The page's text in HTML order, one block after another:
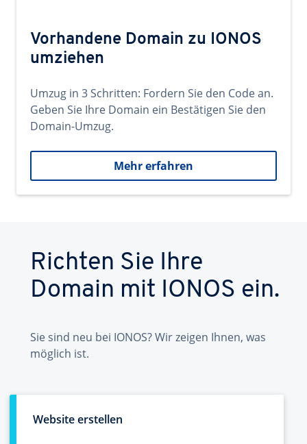
Vorhandene Domain zu IONOS
umziehen
Umzug in 3 Schritten: Fordern Sie den Code an.
Geben Sie Ihre Domain ein Bestätigen Sie den
Domain-Umzug.
Mehr erfahren
Richten Sie Ihre
Domain mit IONOS ein.
Sie sind neu bei IONOS? Wir zeigen Ihnen, was
möglich ist.
Website erstellen